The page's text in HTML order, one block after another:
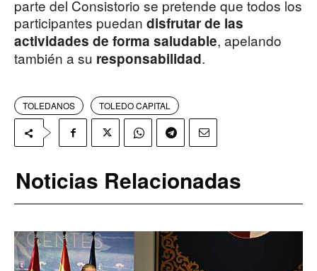
parte del Consistorio se pretende que todos los
participantes puedan disfrutar de las
actividades de forma saludable, apelando
también a su responsabilidad.
TOLEDANOS TOLEDO CAPITAL
Noticias Relacionadas